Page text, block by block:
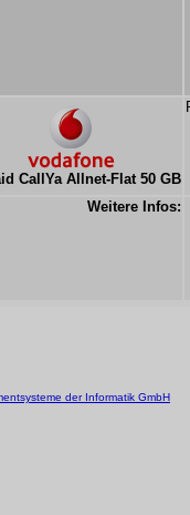
CallYa Allnet-Flat 50 GB
Weitere Infos:
der Informatik GmbH